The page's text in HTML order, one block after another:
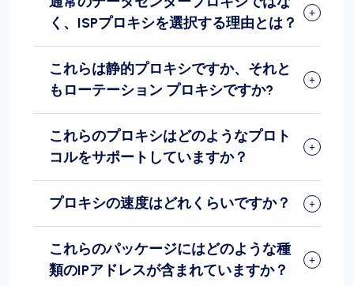
く、ISPプロキシを選択する理由とは？
これらは静的プロキシですか、それと
もローテーション プロキシですか?
これらのプロキシはどのようなプロト
コルをサポートしていますか？
プロキシの速度はどれくらいですか？
これらのパッケージにはどのような種
類のIPアドレスが含まれていますか？